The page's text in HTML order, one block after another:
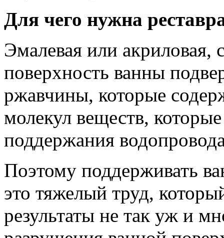
Для чего нужна
Эмалевая или акриловая,
поверхность ванны
ржавчины, которые
молекул веществ,
поддержания
Поэтому поддерживать
это тяжелый труд,
результаты не так уж и